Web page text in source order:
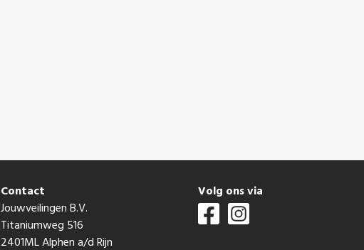
Contact
Jouwveilingen B.V.
Titaniumweg 516
2401ML Alphen a/d Rijn
Volg ons via